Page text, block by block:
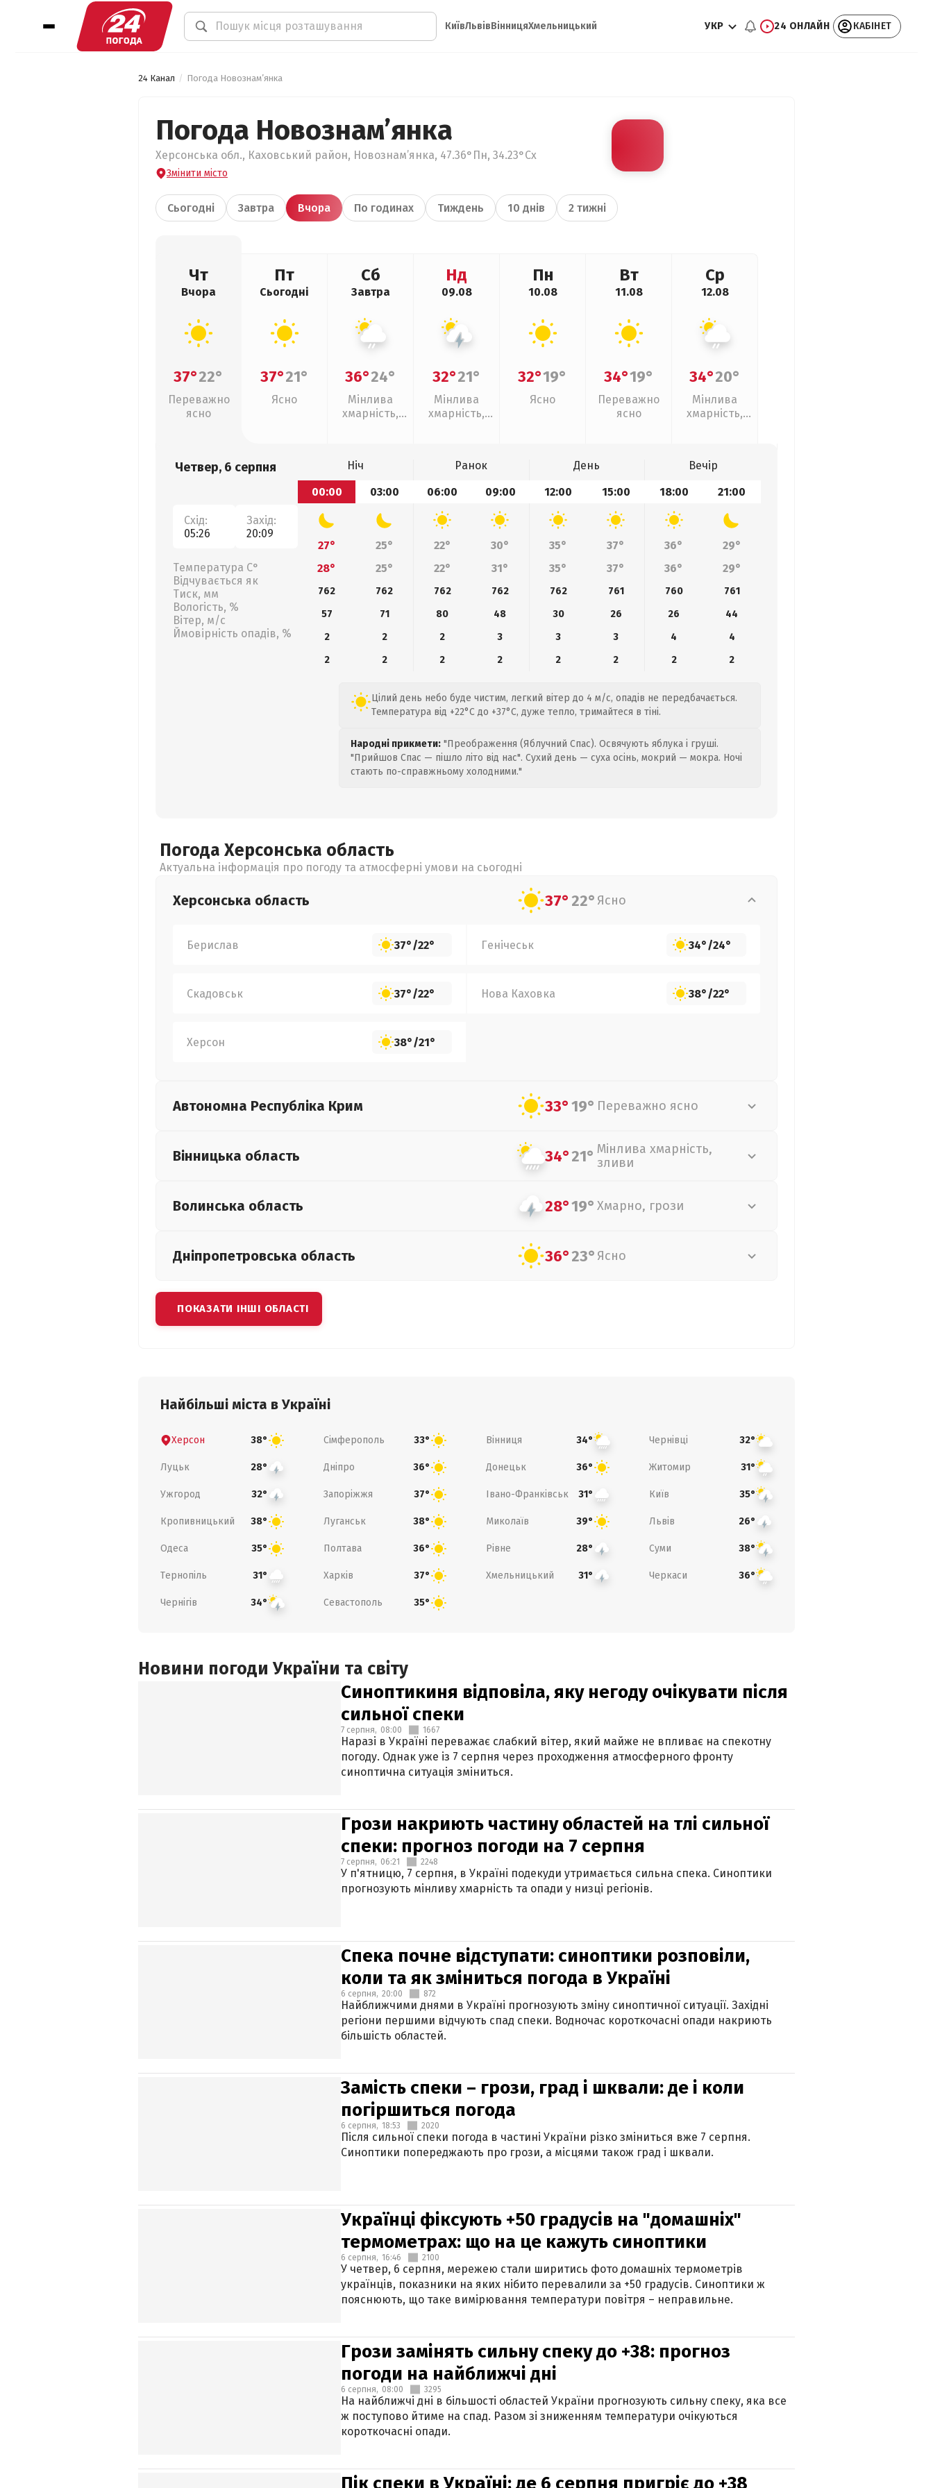
КиївЛьвівВінницяХмельницький УКР 24 ОНЛАЙН КАБІНЕТ
24 Канал Погода Новознам’янка
Погода Новознам’янка
Херсонська обл., Каховський район, Новознам’янка, 47.36°Пн, 34.23°Сх
Змінити місто
Сьогодні Завтра Вчора По годинах Тиждень 10 днів 2 тижні
Чт
Вчора
37°22°
Переважно
ясно
Пт
Сьогодні
37°21°
Ясно
Сб
Завтра
36°24°
Мінлива
хмарність,
Нд
09.08
32°21°
Мінлива
хмарність,
Пн
10.08
32°19°
Ясно
Вт
11.08
34°19°
Переважно
ясно
Ср
12.08
34°20°
Мінлива
хмарність,
Четвер, 6 серпня
Схід:
05:26
Захід:
20:09
Температура С°
Відчувається як
Тиск, мм
Вологість, %
Вітер, м/с
Ймовірність опадів, %
Ніч Ранок День
Вечір
00:00
03:00 06:00 09:00 12:00 15:00 18:00 21:00
27° 25° 22° 30° 35° 37° 36°
29°
28°
25° 22° 31° 35° 37° 36° 29°
762 762 762 762 762 761 760
761
57
71 80 48 30 26 26
44
2
2 2 3 3 3 4
4
2
2 2 2 2 2 2 2
Цілий день небо буде чистим, легкий вітер до 4 м/с, опадів не передбачається.
Температура від +22°C до +37°C, дуже тепло, тримайтеся в тіні.
Народні прикмети: "Преображення (Яблучний Спас). Освячують яблука і груші.
"Прийшов Спас — пішло літо від нас". Сухий день — суха осінь, мокрий — мокра. Ночі
стають по-справжньому холодними."
Погода Херсонська область
Актуальна інформація про погоду та атмосферні умови на сьогодні
Херсонська область 37°22° Ясно
Берислав 37°/22° Генічеськ 34°/24°
Скадовськ 37°/22° Нова Каховка 38°/22°
Херсон 38°/21°
Автономна Республіка Крим 33°19° Переважно ясно
Вінницька область 34°21° Мінлива хмарність,
зливи
Волинська область 28°19° Хмарно, грози
Дніпропетровська область 36°23° Ясно
ПОКАЗАТИ ІНШІ ОБЛАСТІ
Найбільші міста в Україні
Херсон 38° Сімферополь 33° Вінниця 34° Чернівці 32°
Луцьк 28° Дніпро 36° Донецьк 36° Житомир 31°
Ужгород 32° Запоріжжя 37° Івано-Франківськ 31° Київ 35°
Кропивницький 38° Луганськ 38° Миколаїв 39° Львів 26°
Одеса 35° Полтава 36° Рівне 28° Суми 38°
Тернопіль 31° Харків 37° Хмельницький 31° Черкаси 36°
Чернігів 34° Севастополь 35°
Новини погоди України та світу
Синоптикиня відповіла, яку негоду очікувати після
сильної спеки
7 серпня, 08:00 1667
Наразі в Україні переважає слабкий вітер, який майже не впливає на спекотну
погоду. Однак уже із 7 серпня через проходження атмосферного фронту
синоптична ситуація зміниться.
Грози накриють частину областей на тлі сильної
спеки: прогноз погоди на 7 серпня
7 серпня, 06:21 2248
У п'ятницю, 7 серпня, в Україні подекуди утримається сильна спека. Синоптики
прогнозують мінливу хмарність та опади у низці регіонів.
Спека почне відступати: синоптики розповіли,
коли та як зміниться погода в Україні
6 серпня, 20:00 872
Найближчими днями в Україні прогнозують зміну синоптичної ситуації. Західні
регіони першими відчують спад спеки. Водночас короткочасні опади накриють
більшість областей.
Замість спеки – грози, град і шквали: де і коли
погіршиться погода
6 серпня, 18:53 2020
Після сильної спеки погода в частині України різко зміниться вже 7 серпня.
Синоптики попереджають про грози, а місцями також град і шквали.
Українці фіксують +50 градусів на "домашніх"
термометрах: що на це кажуть синоптики
6 серпня, 16:46 2100
У четвер, 6 серпня, мережею стали ширитись фото домашніх термометрів
українців, показники на яких нібито перевалили за +50 градусів. Синоптики ж
пояснюють, що таке вимірювання температури повітря – неправильне.
Грози замінять сильну спеку до +38: прогноз
погоди на найближчі дні
6 серпня, 08:00 3295
На найближчі дні в більшості областей України прогнозують сильну спеку, яка все
ж поступово йтиме на спад. Разом зі зниженням температури очікуються
короткочасні опади.
Пік спеки в Україні: де 6 серпня пригріє до +38